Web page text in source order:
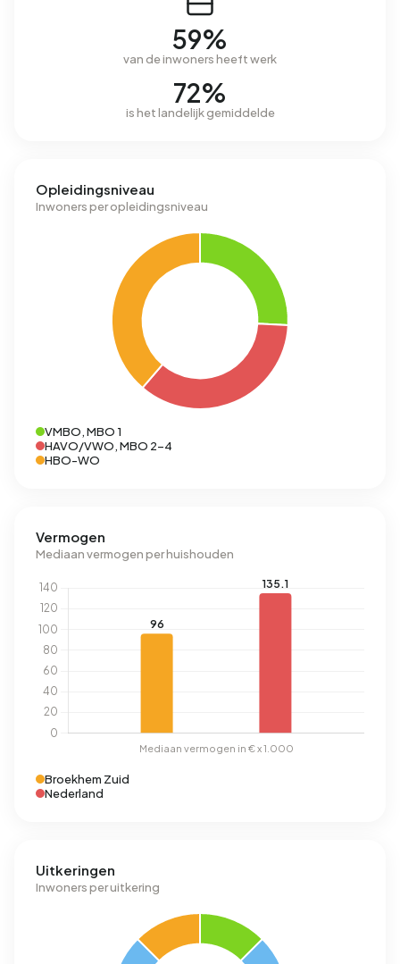
59%
van de inwoners heeft werk
72%
is het landelijk gemiddelde
Opleidingsniveau
Inwoners per opleidingsniveau
VMBO, MBO 1
HAVO/VWO, MBO 2-4
HBO-WO
Vermogen
Mediaan vermogen per huishouden
Broekhem Zuid
Nederland
Uitkeringen
Inwoners per uitkering